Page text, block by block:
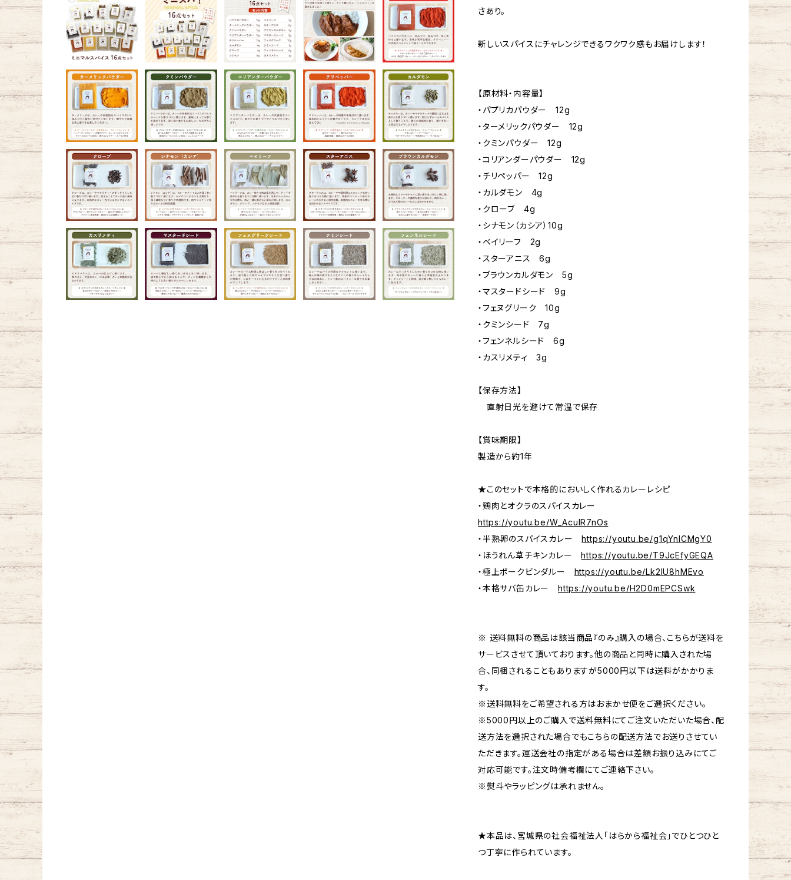
さあり。
新しいスパイスにチャレンジできるワクワク感もお届けします！
【原材料・内容量】
・パプリカパウダー 12g
・ターメリックパウダー 12g
・クミンパウダー 12g
・コリアンダーパウダー 12g
・チリペッパー 12g
・カルダモン 4g
・クローブ 4g
・シナモン（カシア）10g
・ベイリーフ 2g
・スターアニス 6g
・ブラウンカルダモン 5g
・マスタードシード 9g
・フェヌグリーク 10g
・クミンシード 7g
・フェンネルシード 6g
・カスリメティ 3g
【保存方法】
直射日光を避けて常温で保存
【賞味期限】
製造から約1年
★このセットで本格的においしく作れるカレーレシピ
・鶏肉とオクラのスパイスカレー
https://youtu.be/W_AculR7nOs
・半熟卵のスパイスカレーhttps://youtu.be/g1qYnlCMgY0
・ほうれん草チキンカレーhttps://youtu.be/T9JcEfyGEQA
・極上ポークビンダルー https://youtu.be/Lk2lU8hMEvo
・本格サバ缶カレー https://youtu.be/H2D0mEPCSwk
※ 送料無料の商品は該当商品『のみ』購入の場合、こちらが送料を
サービスさせて頂いております。他の商品と同時に購入された場
合、同梱されることもありますが5000円以下は送料がかかりま
す。
※送料無料をご希望される方はおまかせ便をご選択ください。
※5000円以上のご購入で送料無料にてご注文いただいた場合、配
送方法を選択された場合でもこちらの配送方法でお送りさせてい
ただきます。運送会社の指定がある場合は差額お振り込みにてご
対応可能です。注文時備考欄にてご連絡下さい。
※熨斗やラッピングは承れません。
★本品は、宮城県の社会福祉法人「はらから福祉会」でひとつひと
つ丁寧に作られています。